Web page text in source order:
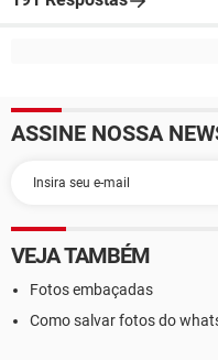
ASSINE NOSSA
VEJA TAMBÉM
Fotos embaçadas
Como salvar fotos do